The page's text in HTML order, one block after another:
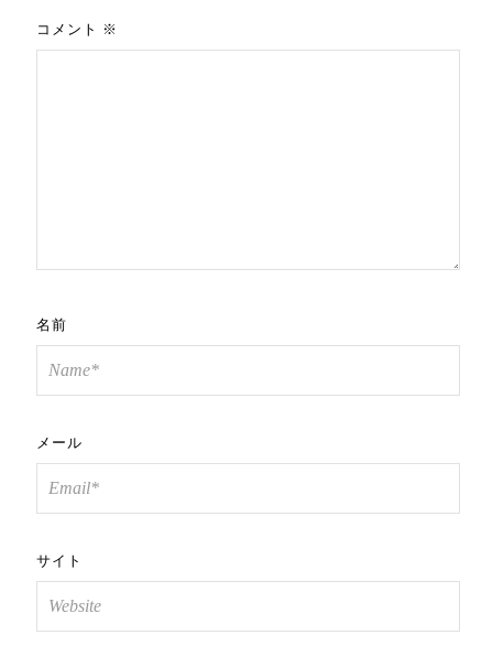
コメント ※
名前
メール
サイト